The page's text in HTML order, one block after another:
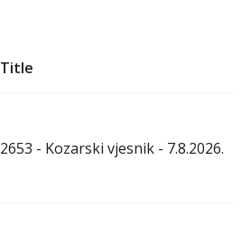
Title
2653 - Kozarski vjesnik - 7.8.2026.